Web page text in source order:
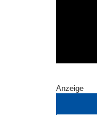
Anzeige